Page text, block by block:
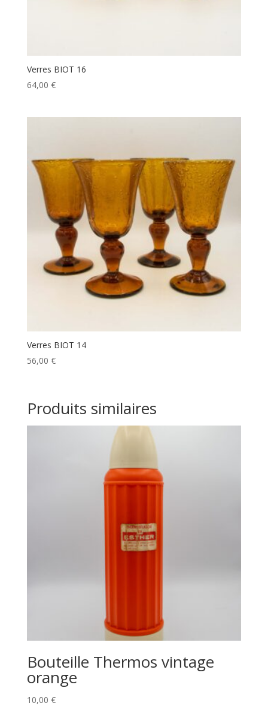
Verres BIOT 16
64,00 €
Verres BIOT 14
56,00 €
Produits similaires
Bouteille Thermos vintage
orange
10,00 €